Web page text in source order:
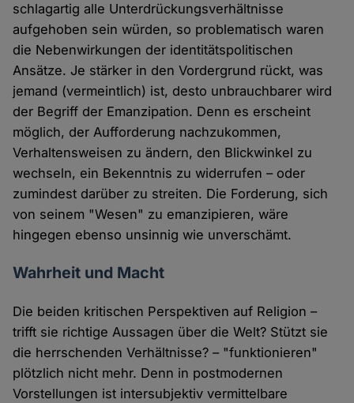
schlagartig alle Unterdrückungsverhältnisse
aufgehoben sein würden, so problematisch waren
die Nebenwirkungen der identitätspolitischen
Ansätze. Je stärker in den Vordergrund rückt, was
jemand (vermeintlich) ist, desto unbrauchbarer wird
der Begriff der Emanzipation. Denn es erscheint
möglich, der Aufforderung nachzukommen,
Verhaltensweisen zu ändern, den Blickwinkel zu
wechseln, ein Bekenntnis zu widerrufen – oder
zumindest darüber zu streiten. Die Forderung, sich
von seinem "Wesen" zu emanzipieren, wäre
hingegen ebenso unsinnig wie unverschämt.
Wahrheit und Macht
Die beiden kritischen Perspektiven auf Religion –
trifft sie richtige Aussagen über die Welt? Stützt sie
die herrschenden Verhältnisse? – "funktionieren"
plötzlich nicht mehr. Denn in postmodernen
Vorstellungen ist intersubjektiv vermittelbare